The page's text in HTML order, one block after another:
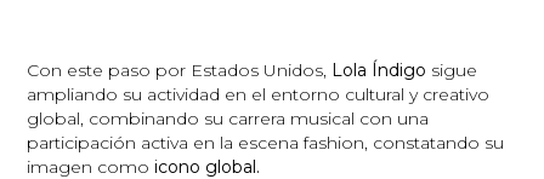
Con este paso por Estados Unidos, Lola Índigo sigue
ampliando su actividad en el entorno cultural y creativo
global, combinando su carrera musical con una
participación activa en la escena fashion, constatando su
imagen como icono global.